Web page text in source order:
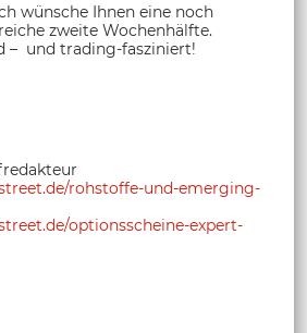
wünsche Ihnen eine noch
zweite Wochenhälfte.
– und trading-fasziniert!
rohstoffe-und-emerging-
optionsscheine-expert-